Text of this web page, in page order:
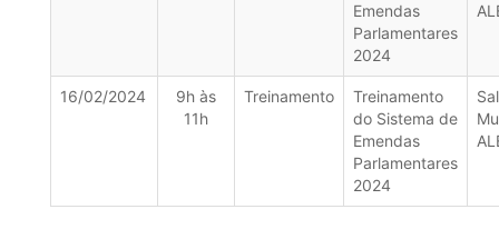
Emendas
Parlamentares
2024
16/02/2024
9h às
11h
Treinamento
Treinamento
do Sistema de
Emendas
Parlamentares
2024